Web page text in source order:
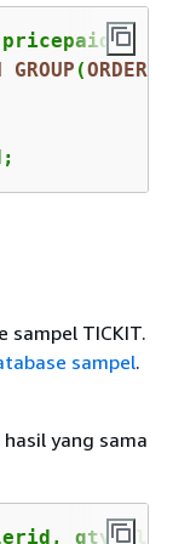
GROUP (ORDER
sampel TICKIT.
sampel.
hasil yang sama